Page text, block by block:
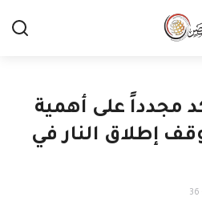
مجدداً على أهمية
إطلاق النار في